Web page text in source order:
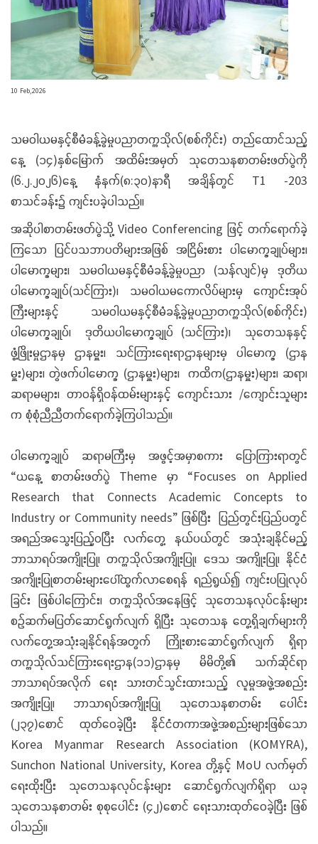
10 Feb,2026
သမဝါယမနှင့်စီမံခန့်ခွဲမှုပညာတက္ကသိုလ်(စစ်ကိုင်း) တည်ထောင်သည့်
နေ့ (၁၄)နှစ်မြောက် အထိမ်းအမှတ် သုတေသနစာတမ်းဖတ်ပွဲကို
(၆.၂.၂၀၂၆)နေ့ နံနက်(၈:၃၀)နာရီ အချိန်တွင် T1 -203
စာသင်ခန်း၌ ကျင်းပခဲ့ပါသည်။
အဆိုပါစာတမ်းဖတ်ပွဲသို့ Video Conferencing ဖြင့် တက်ရောက်ခဲ့
ကြသော ပြင်ပသဘာပတိများအဖြစ် အငြိမ်းစား ပါမောက္ခချုပ်များ၊
ပါမောက္ခများ၊ သမဝါယမနှင့်စီမံခန့်ခွဲမှုပညာ (သန်လျင်)မှ ဒုတိယ
ပါမောက္ခချုပ်(သင်ကြား)၊ သမဝါယမကောလိပ်များမှ ကျောင်းအုပ်
ကြီးများနှင့် သမဝါယမနှင့်စီမံခန့်ခွဲမှုပညာတက္ကသိုလ်(စစ်ကိုင်း)
ပါမောက္ခချုပ်၊ ဒုတိယပါမောက္ခချုပ် (သင်ကြား)၊ သုတေသနနှင့်
ဖွံ့ဖြိုးမှုဌာနမှ ဌာနမှူး၊ သင်ကြားရေးရာဌာနများမှ ပါမောက္ခ (ဌာန
မှူး)များ၊ တွဲဖက်ပါမောက္ခ (ဌာနမှူး)များ၊ ကထိက(ဌာနမှူး)များ၊ ဆရာ၊
ဆရာမများ၊ တာဝန်ရှိဝန်ထမ်းများနှင့် ကျောင်းသား /ကျောင်းသူများ
က စုံစုံညီညီတက်ရောက်ခဲ့ကြပါသည်။
ပါမောက္ခချုပ် ဆရာမကြီးမှ အဖွင့်အမှာစကား ပြောကြားရာတွင်
“ယနေ့ စာတမ်းဖတ်ပွဲ Theme မှာ “Focuses on Applied
Research that Connects Academic Concepts to
Industry or Community needs” ဖြစ်ပြီး ပြည်တွင်းပြည်ပတွင်
အရည်အသွေးပြည့်ဝပြီး လက်တွေ့ နယ်ပယ်တွင် အသုံးချနိုင်မည့်
ဘာသာရပ်အကျိုးပြု၊ တက္ကသိုလ်အကျိုးပြု၊ ဒေသ အကျိုးပြု၊ နိုင်ငံ
အကျိုးပြုစာတမ်းများပေါ်ထွက်လာစေရန် ရည်ရွယ်၍ ကျင်းပပြုလုပ်
ခြင်း ဖြစ်ပါကြောင်း၊ တက္ကသိုလ်အနေဖြင့် သုတေသနလုပ်ငန်းများ
စဉ်ဆက်မပြတ်ဆောင်ရွက်လျက် ရှိပြီး သုတေသန တွေ့ရှိချက်များကို
လက်တွေ့အသုံးချနိုင်ရန်အတွက် ကြိုးစားဆောင်ရွက်လျက် ရှိရာ
တက္ကသိုလ်သင်ကြားရေးဌာန(၁၁)ဌာနမှ မိမိတို့၏ သက်ဆိုင်ရာ
ဘာသာရပ်အလိုက် ရေး သားတင်သွင်းထားသည့် လူမှုအဖွဲ့အစည်း
အကျိုးပြု၊ ဘာသာရပ်အကျိုးပြု သုတေသနစာတမ်း ပေါင်း
(၂၃၇)စောင် ထုတ်ဝေခဲ့ပြီး နိုင်ငံတကာအဖွဲ့အစည်းများဖြစ်သော
Korea Myanmar Research Association (KOMYRA),
Sunchon National University, Korea တို့နှင့် MoU လက်မှတ်
ရေးထိုးပြီး သုတေသနလုပ်ငန်းများ ဆောင်ရွက်လျက်ရှိရာ ယခု
သုတေသနစာတမ်း စုစုပေါင်း (၄၂)စောင် ရေးသားထုတ်ဝေခဲ့ပြီး ဖြစ်
ပါသည်။